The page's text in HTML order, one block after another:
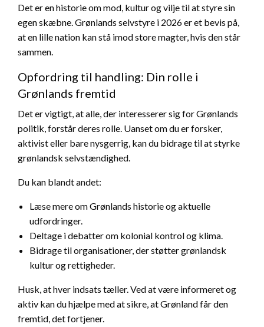
Det er en historie om mod, kultur og vilje til at styre sin
egen skæbne. Grønlands selvstyre i 2026 er et bevis på,
at en lille nation kan stå imod store magter, hvis den står
sammen.
Opfordring til handling: Din rolle i
Grønlands fremtid
Det er vigtigt, at alle, der interesserer sig for Grønlands
politik, forstår deres rolle. Uanset om du er forsker,
aktivist eller bare nysgerrig, kan du bidrage til at styrke
grønlandsk selvstændighed.
Du kan blandt andet:
Læse mere om Grønlands historie og aktuelle
udfordringer.
Deltage i debatter om kolonial kontrol og klima.
Bidrage til organisationer, der støtter grønlandsk
kultur og rettigheder.
Husk, at hver indsats tæller. Ved at være informeret og
aktiv kan du hjælpe med at sikre, at Grønland får den
fremtid, det fortjener.